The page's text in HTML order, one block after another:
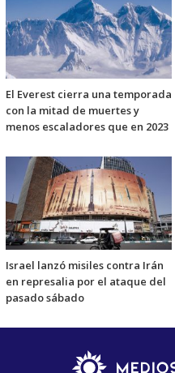
El Everest cierra una temporada
con la mitad de muertes y
menos escaladores que en 2023
Israel lanzó misiles contra Irán
en represalia por el ataque del
pasado sábado